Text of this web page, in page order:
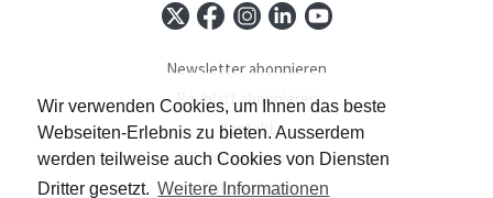
Wir verwenden Cookies, um Ihnen das beste
Webseiten-Erlebnis zu bieten. Ausserdem
werden teilweise auch Cookies von Diensten
Dritter gesetzt. Weitere Informationen
Newsletter abonnieren
Baublatt abonnieren
Kontakt
Impressum
Datenschutz